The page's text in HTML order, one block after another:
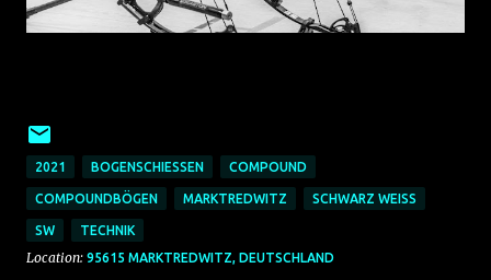
2021 BOGENSCHIESSEN COMPOUND
COMPOUNDBÖGEN MARKTREDWITZ SCHWARZ WEISS
SW TECHNIK
Location: 95615 MARKTREDWITZ, DEUTSCHLAND